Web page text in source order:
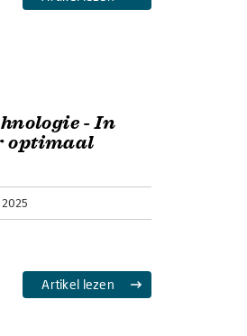
- In
optimaal
Artikel lezen